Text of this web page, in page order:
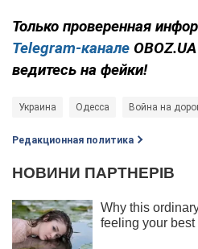
Только проверенная
Telegram-канале
ведитесь на фейки!
Украина Одесса Война на
Редакционная политика